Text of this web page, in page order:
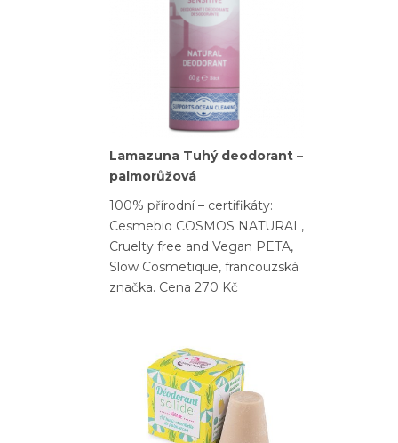
Lamazuna Tuhý deodorant –
palmorůžová
100% přírodní – certifikáty:
Cesmebio COSMOS NATURAL,
Cruelty free and Vegan PETA,
Slow Cosmetique, francouzská
značka. Cena 270 Kč